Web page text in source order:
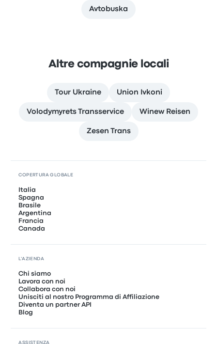
Avtobuska
Altre compagnie locali
Tour Ukraine Union Ivkoni
Volodymyrets Transservice Winew Reisen
Zesen Trans
COPERTURA GLOBALE
Italia
Spagna
Brasile
Argentina
Francia
Canada
L'AZIENDA
Chi siamo
Lavora con noi
Collabora con noi
Unisciti al nostro Programma di Affiliazione
Diventa un partner API
Blog
ASSISTENZA